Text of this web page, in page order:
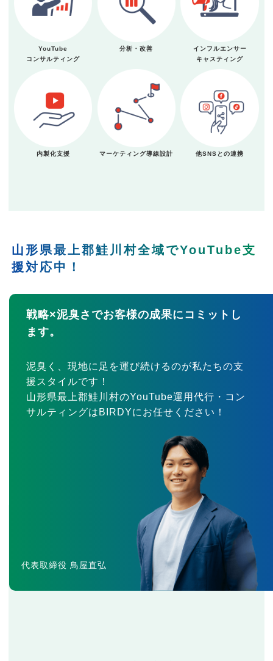
YouTube
コンサルティング
分析・改善
インフルエンサー
キャスティング
内製化支援 マーケティング導線設計 他SNSとの連携
山形県最上郡鮭川村全域でYouTube支
援対応中！
戦略×泥臭さでお客様の成果にコミットし
ます。
泥臭く、現地に足を運び続けるのが私たちの支
援スタイルです！
山形県最上郡鮭川村のYouTube運用代行・コン
サルティングはBIRDYにお任せください！
代表取締役 鳥屋直弘